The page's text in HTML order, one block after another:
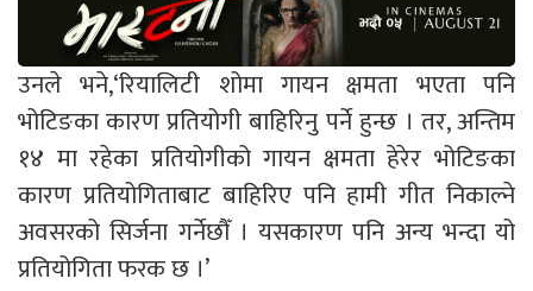
उनले भने,‘रियालिटी शोमा गायन क्षमता भएता पनि
भोटिङका कारण प्रतियोगी बाहिरिनु पर्ने हुन्छ । तर, अन्तिम
१४ मा रहेका प्रतियोगीको गायन क्षमता हेरेर भोटिङका
कारण प्रतियोगिताबाट बाहिरिए पनि हामी गीत निकाल्ने
अवसरको सिर्जना गर्नेछौँ । यसकारण पनि अन्य भन्दा यो
प्रतियोगिता फरक छ ।’